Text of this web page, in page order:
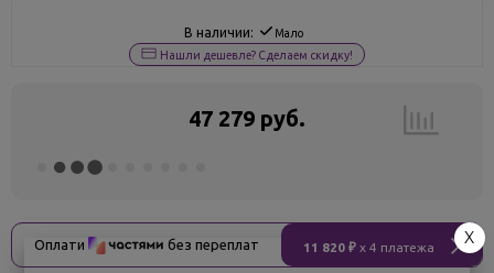
В наличии: Мало
Нашли дешевле? Сделаем скидку!
47 279 руб.
Оплати без переплат 11 820 ₽ x 4 платежа X